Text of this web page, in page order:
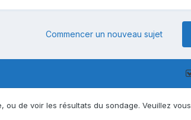
Commencer un nouveau sujet
ou de voir les résultats du sondage. Veuillez vous